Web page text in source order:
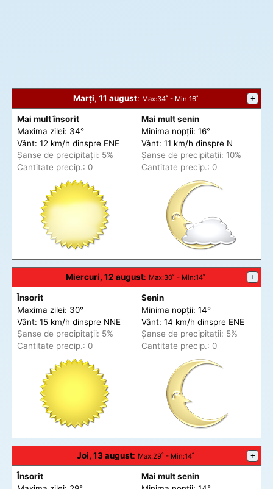
Marți, 11 august: Max:34˚ - Min:16˚ +
Mai mult însorit
Maxima zilei: 34°
Vânt: 12 km/h dinspre ENE
Șanse de precipitații: 5%
Cantitate precip.: 0
Mai mult senin
Minima nopții: 16°
Vânt: 11 km/h dinspre N
Șanse de precipitații: 10%
Cantitate precip.: 0
Miercuri, 12 august: Max:30˚ - Min:14˚ +
Însorit
Maxima zilei: 30°
Vânt: 15 km/h dinspre NNE
Șanse de precipitații: 5%
Cantitate precip.: 0
Senin
Minima nopții: 14°
Vânt: 14 km/h dinspre ENE
Șanse de precipitații: 5%
Cantitate precip.: 0
Joi, 13 august: Max:29˚ - Min:14˚ +
Însorit
Mai mult senin